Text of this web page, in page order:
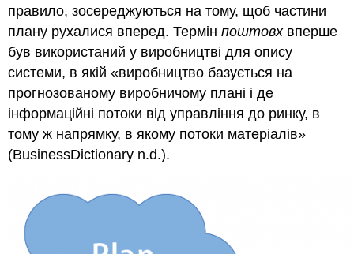
правило, зосереджуються на тому, щоб частини
плану рухалися вперед. Термінпоштовхвперше
був використаний у виробництві для опису
системи, в якій «виробництво базується на
прогнозованому виробничому плані і де
інформаційні потоки від управління до ринку, в
тому ж напрямку, в якому потоки матеріалів»
(BusinessDictionary n.d.).